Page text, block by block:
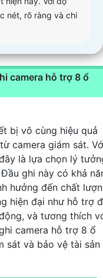
nét, rõ ràng và chi
camera hỗ trợ 8 ổ
bị vô cùng hiệu quả
camera giám sát.
là lựa chọn lý
ghi này có khả
hưởng đến chất
hiện đại như hỗ trợ
và tương thích
camera hỗ trợ 8 ổ
sát và bảo vệ tài sản